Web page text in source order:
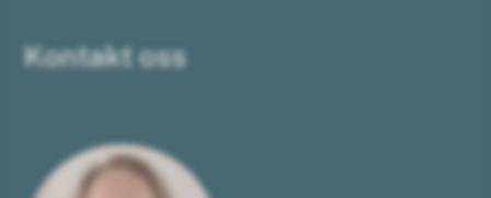
Kontakt oss